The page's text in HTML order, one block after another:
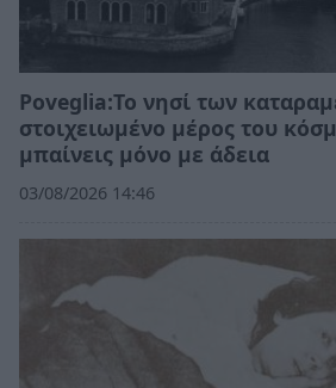
Poveglia:Το νησί των
στοιχειωμένο μέρος του
μπαίνεις μόνο με άδεια
03/08/2026 14:46